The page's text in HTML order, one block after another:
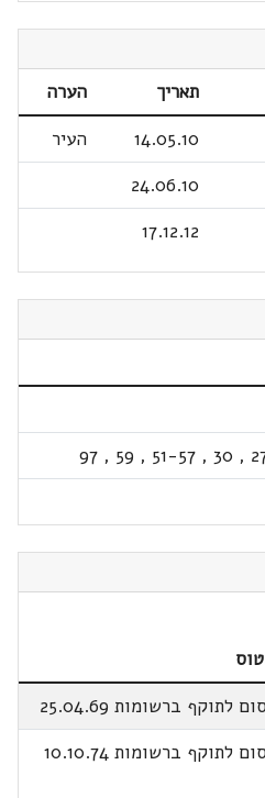
תאריך
הערה
14.05.10
העיר
24.06.10
17.12.12
,
30
,
51-57
,
59
,
97
לתוקף ברשומות 25.04.69
לתוקף ברשומות 10.10.74